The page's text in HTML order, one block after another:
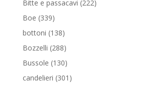
Bitte e passacavi 222222
Boe 339339
prodotti
bottoni 138138
prodotti
Bozzelli 288288
prodotti
Bussole 130130
prodotti
candelieri 301 301